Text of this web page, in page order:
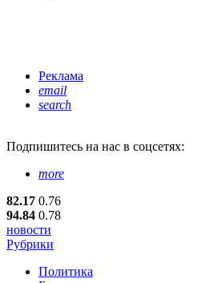
Реклама
email
search
Подпишитесь на нас в соцсетях:
more
82.17 0.76
94.84 0.78
новости
Рубрики
Политика